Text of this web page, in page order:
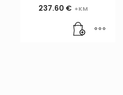
237.60 €